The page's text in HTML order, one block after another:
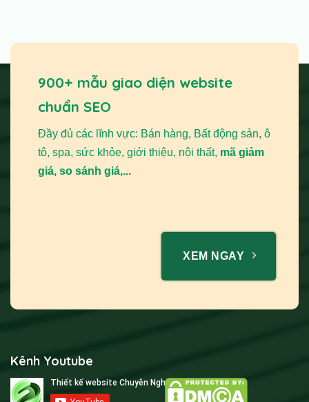
900+ mẫu giao diện website
chuẩn SEO
Đầy đủ các lĩnh vực: Bán hàng, Bất động sản, ô
tô, spa, sức khỏe, giới thiệu, nội thất, mã giảm
giá, so sánh giá,...
XEM NGAY
Kênh Youtube